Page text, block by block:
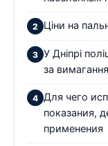
Ціни на
У Дніпрі
за
Для чего
показания,
применения